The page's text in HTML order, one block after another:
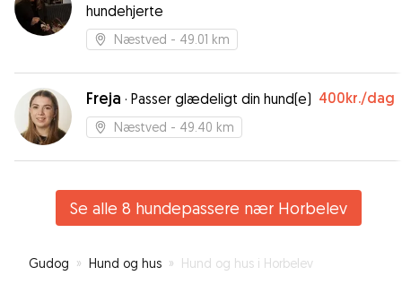
hundehjerte
Næstved - 49.01 km
Freja · Passer glædeligt din hund(e) 400kr./dag
Næstved - 49.40 km
Se alle 8 hundepassere nær Horbelev
Gudog » Hund og hus » Hund og hus i Horbelev